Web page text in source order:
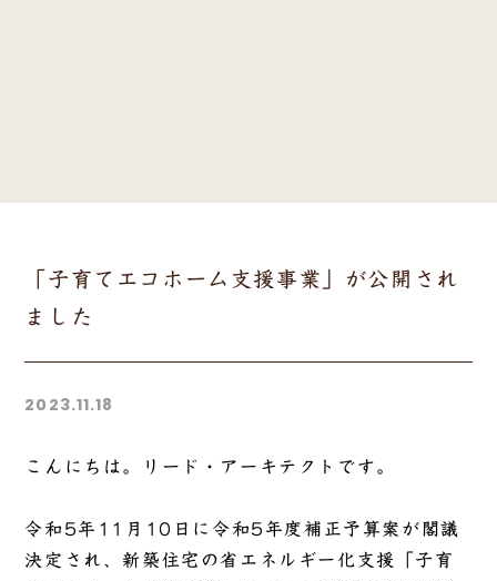
「子育てエコホーム支援事業」が公開され
ました
2023.11.18
こんにちは。リード・アーキテクトです。
令和5年11月10日に令和5年度補正予算案が閣議
決定され、新築住宅の省エネルギー化支援「子育